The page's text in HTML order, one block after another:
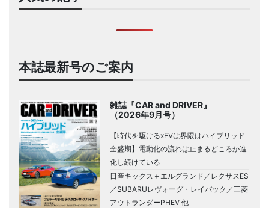
本誌最新号のご案内
雑誌『CAR and DRIVER』
（2026年9月号）
【時代を駆けるxEVは界隈はハイブリッド
全盛期】電動化の流れは止まるどころか進
化し続けている
日産キックス＋エルグランド／レクサスES
／SUBARUレヴォーグ・レイバック／三菱
アウトランダーPHEV 他